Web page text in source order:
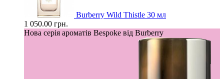
Burberry Wild Thistle 30 мл
1 050.00 грн.
Нова серія ароматів Bespoke від Burberry